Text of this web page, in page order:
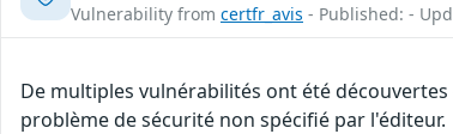
Vulnerability from certfr_avis - Published: -
De multiples vulnérabilités ont été
problème de sécurité non spécifié par l'éditeur.